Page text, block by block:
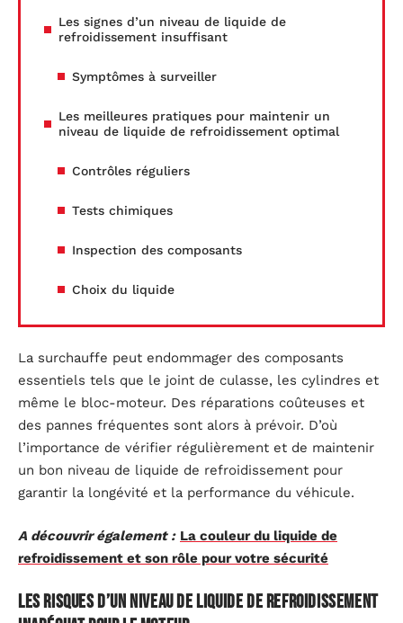
Les signes d’un niveau de liquide de
refroidissement insuffisant
Symptômes à surveiller
Les meilleures pratiques pour maintenir un
niveau de liquide de refroidissement optimal
Contrôles réguliers
Tests chimiques
Inspection des composants
Choix du liquide
La surchauffe peut endommager des composants
essentiels tels que le joint de culasse, les cylindres et
même le bloc-moteur. Des réparations coûteuses et
des pannes fréquentes sont alors à prévoir. D’où
l’importance de vérifier régulièrement et de maintenir
un bon niveau de liquide de refroidissement pour
garantir la longévité et la performance du véhicule.
A découvrir également : La couleur du liquide de
refroidissement et son rôle pour votre sécurité
Les risques d’un niveau de liquide de refroidissement